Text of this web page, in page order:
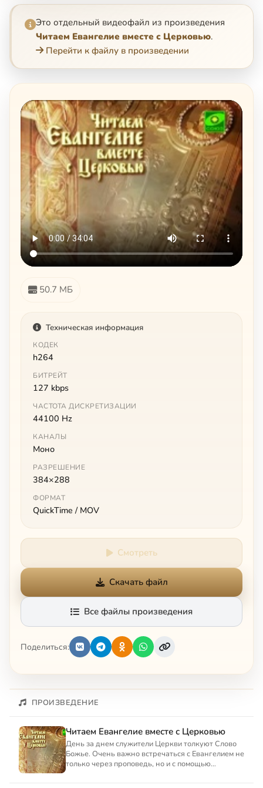
Это отдельный видеофайл из произведения
Читаем Евангелие вместе с Церковью.
Перейти к файлу в произведении
50.7 МБ
Техническая информация
КОДЕК
h264
БИТРЕЙТ
127 kbps
ЧАСТОТА ДИСКРЕТИЗАЦИИ
44100 Hz
КАНАЛЫ
Моно
РАЗРЕШЕНИЕ
384×288
ФОРМАТ
QuickTime / MOV
Смотреть
Скачать файл
Все файлы произведения
Поделиться:
ПРОИЗВЕДЕНИЕ
Читаем Евангелие вместе с Церковью
День за днем служители Церкви толкуют Слово
Божье. Очень важно встречаться с Евангелием не
только через проповедь, но и с помощью